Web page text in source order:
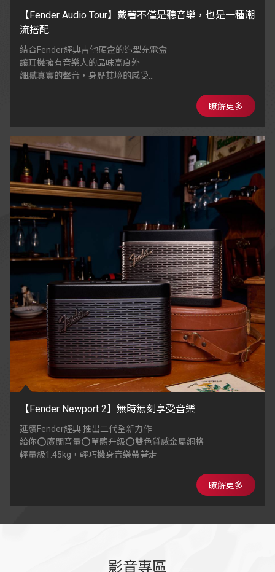
【Fender Audio Tour】戴著不僅是聽音樂，也是一種潮
流搭配
結合Fender經典吉他硬盒的造型充電盒
讓耳機擁有音樂人的品味高度外
細膩真實的聲音，身歷其境的感受
瞭解更多
【Fender Newport 2】無時無刻享受音樂
延續Fender經典 推出二代全新力作
給你⭕廣闊音量⭕單體升級⭕雙色質感金屬網格
輕量級1.45kg，輕巧機身音樂帶著走
瞭解更多
影音專區